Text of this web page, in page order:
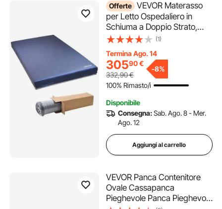
Offerte VEVOR Materasso
per Letto Ospedaliero in
Schiuma a Doppio Strato,
Capacità 294,8 kg, con
Pressione, Impermeabile per
Case di Cura e Assistenza
Domiciliare, 2030 x 1067 x
153 mm
(1)
Termina Ago. 14
30590€
332,90€
-8%
100% Rimasto/i
Disponibile
Consegna:Sab. Ago. 8 - Mer.
Ago. 12
Aggiungi al carrello
VEVOR Panca Contenitore
Ovale Cassapanca
Pieghevole Panca Pieghevole